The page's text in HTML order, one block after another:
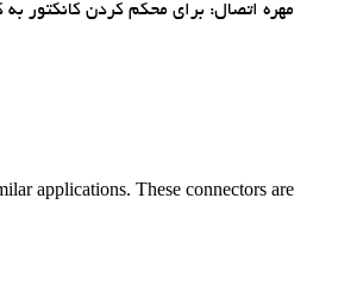
مهره اتصال: براي محکم کردن کانکتور به
applications. These connectors are